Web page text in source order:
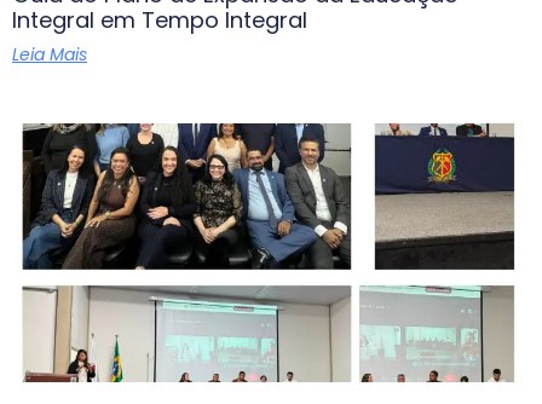
Integral em Tempo Integral
Leia Mais